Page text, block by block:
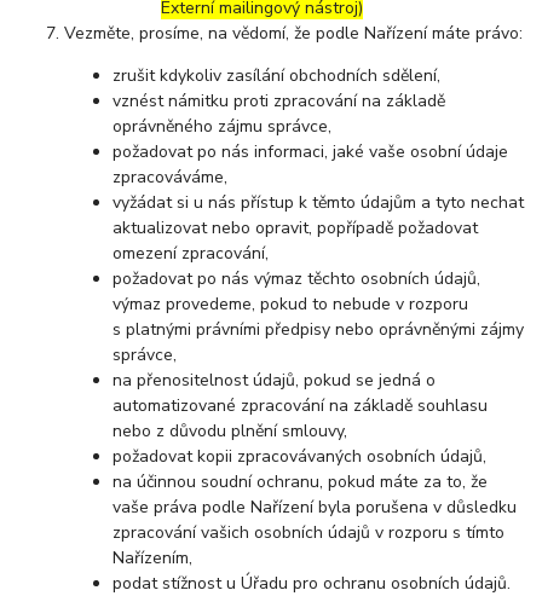
Externí mailingový nástroj)
Vezměte, prosíme, na vědomí, že podle Nařízení máte právo:
zrušit kdykoliv zasílání obchodních sdělení,
vznést námitku proti zpracování na základě
oprávněného zájmu správce,
požadovat po nás informaci, jaké vaše osobní údaje
zpracováváme,
vyžádat si u nás přístup k těmto údajům a tyto nechat
aktualizovat nebo opravit, popřípadě požadovat
omezení zpracování,
požadovat po nás výmaz těchto osobních údajů,
výmaz provedeme, pokud to nebude v rozporu
s platnými právními předpisy nebo oprávněnými zájmy
správce,
na přenositelnost údajů, pokud se jedná o
automatizované zpracování na základě souhlasu
nebo z důvodu plnění smlouvy,
požadovat kopii zpracovávaných osobních údajů,
na účinnou soudní ochranu, pokud máte za to, že
vaše práva podle Nařízení byla porušena v důsledku
zpracování vašich osobních údajů v rozporu s tímto
Nařízením,
podat stížnost u Úřadu pro ochranu osobních údajů.